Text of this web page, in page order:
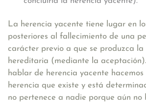
La herencia yacente tiene lugar en
posteriores al fallecimiento de una
carácter previo a que se produzca la
hereditaria (mediante la aceptación).
hablar de herencia yacente
herencia que existe y está
no pertenece a nadie porque aún no